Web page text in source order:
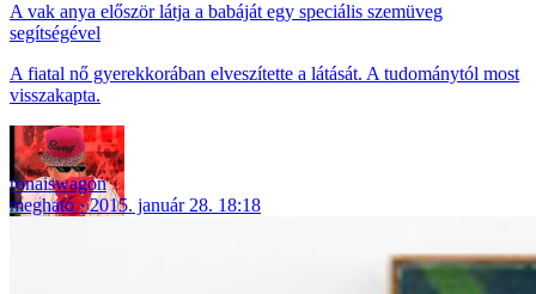
A vak anya először látja a babáját egy speciális szemüveg
segítségével
A fiatal nő gyerekkorában elveszítette a látását. A tudománytól most
visszakapta.
ronaiswagon
megható
2015. január 28. 18:18